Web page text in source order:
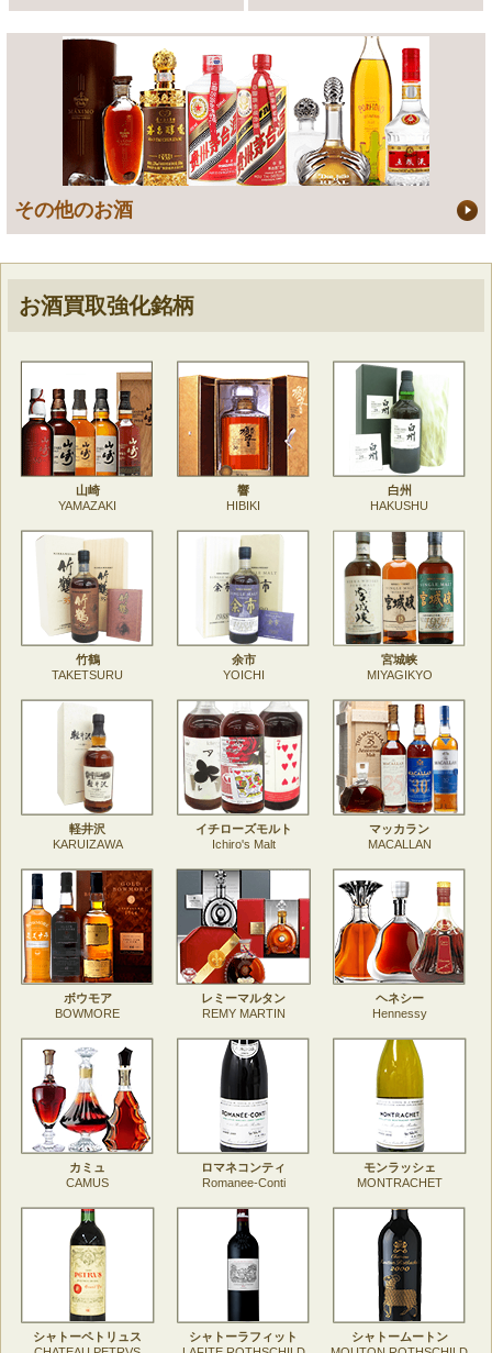
その他のお酒
お酒買取強化銘柄
山崎
YAMAZAKI
響
HIBIKI
白州
HAKUSHU
竹鶴
TAKETSURU
余市
YOICHI
宮城峡
MIYAGIKYO
軽井沢
KARUIZAWA
イチローズモルト
Ichiro's Malt
マッカラン
MACALLAN
ボウモア
BOWMORE
レミーマルタン
REMY MARTIN
ヘネシー
Hennessy
カミュ
CAMUS
ロマネコンティ
Romanee-Conti
モンラッシェ
MONTRACHET
シャトーペトリュス
シャトーラフィット
シャトームートン